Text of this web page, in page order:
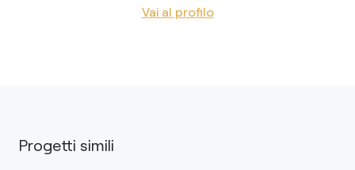
Vai al profilo
Progetti simili